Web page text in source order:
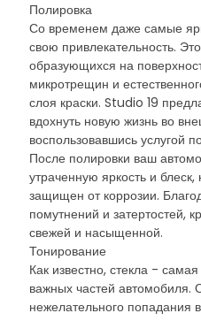
Полировка
Со временем даже самые
свою привлекательность.
образующихся на
микротрещин и
слоя краски. Studio 19
вдохнуть новую жизнь во
воспользовавшись услугой
После полировки ваш
утраченную яркость и
защищен от коррозии.
помутнений и затертостей,
свежей и насыщенной.
Тонирование
Как известно, стекла -
важных частей
нежелательного попадания